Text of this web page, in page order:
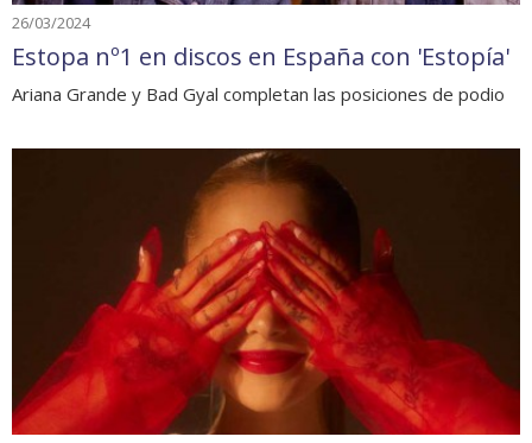
26/03/2024
Estopa nº1 en discos en España con 'Estopía'
Ariana Grande y Bad Gyal completan las posiciones de podio